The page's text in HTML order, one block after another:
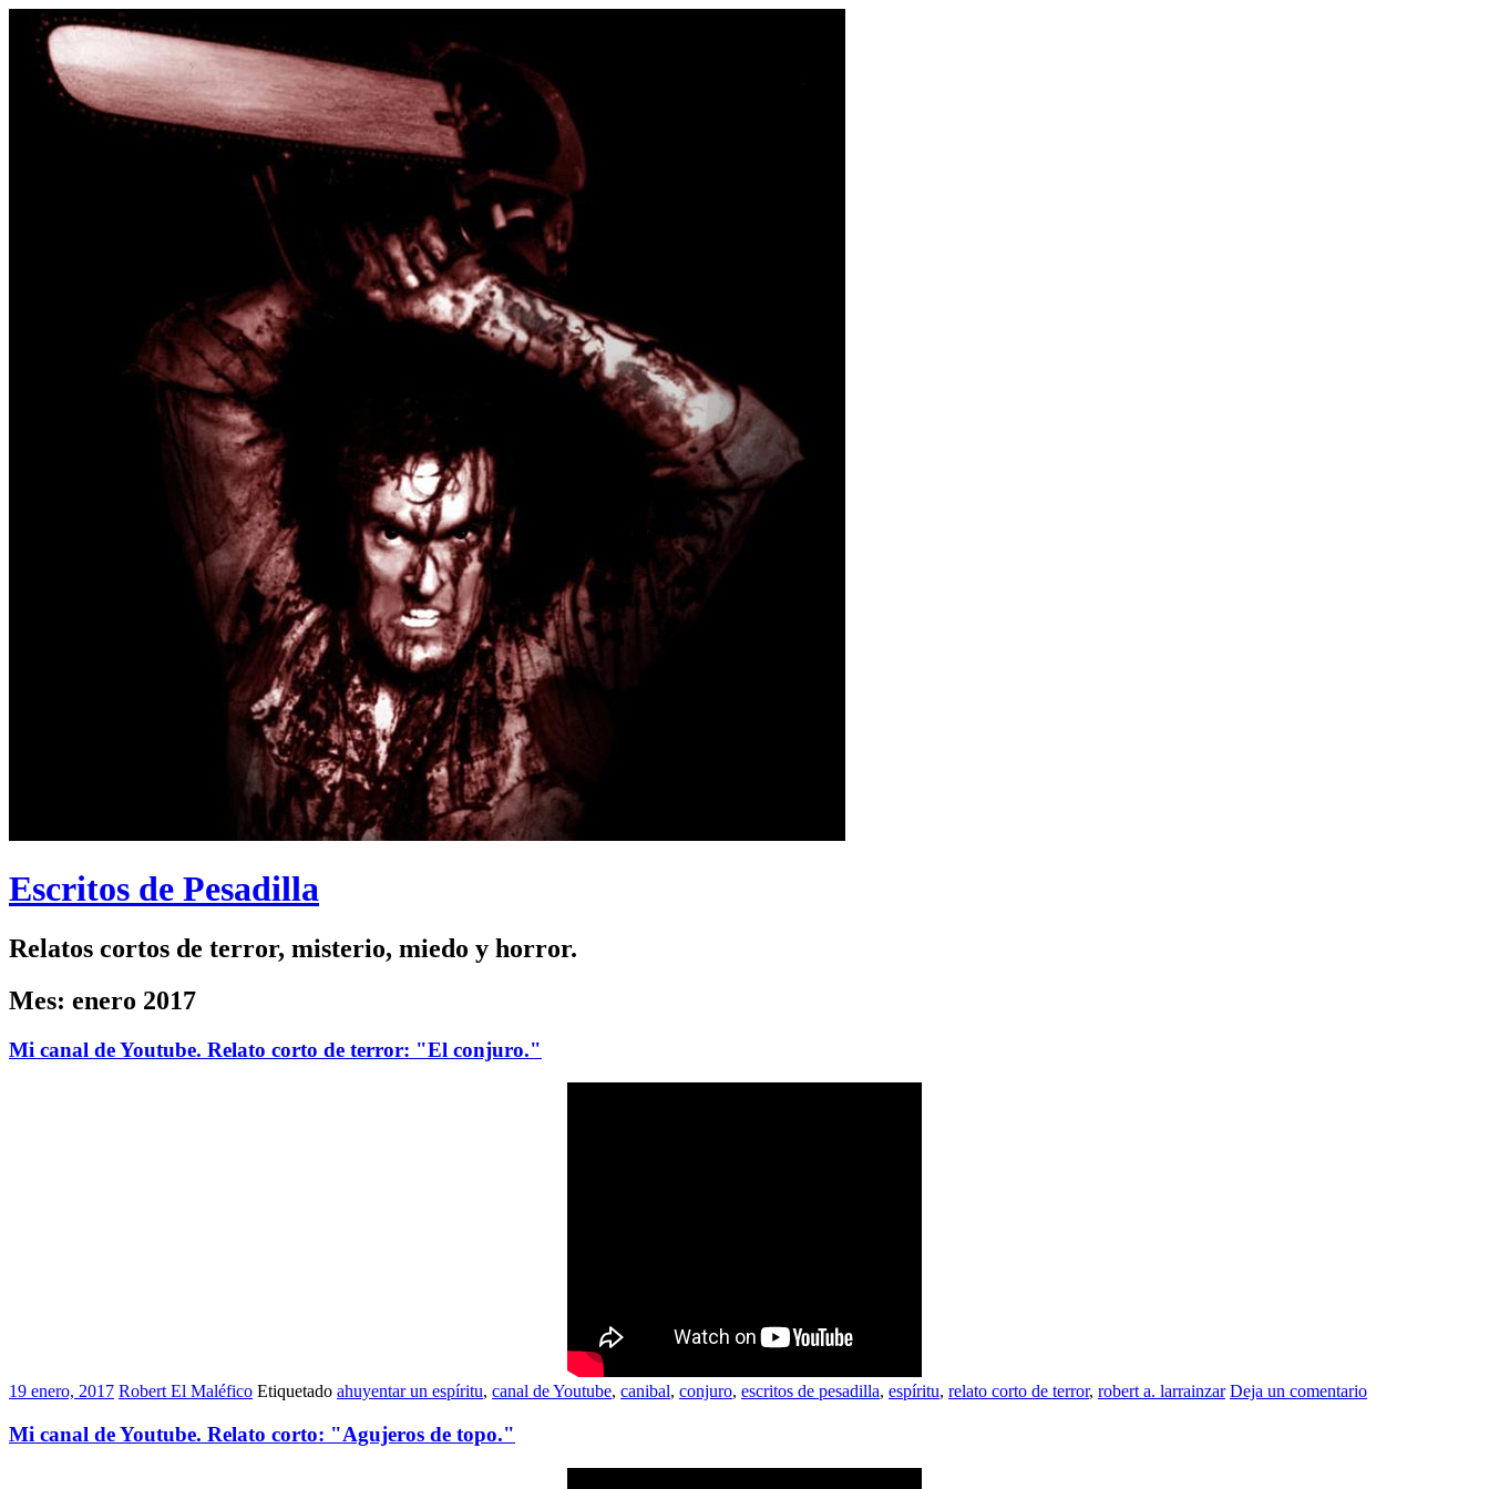
Escritos de Pesadilla
Relatos cortos de terror, misterio, miedo y horror.
Mes: enero 2017
Mi canal de Youtube. Relato corto de terror: "El conjuro."
19 enero, 2017 Robert El Maléfico Etiquetado ahuyentar un espíritu, canal de Youtube, canibal, conjuro, escritos de pesadilla, espíritu, relato corto de terror, robert a. larrainzar Deja un comentario
Mi canal de Youtube. Relato corto: "Agujeros de topo."